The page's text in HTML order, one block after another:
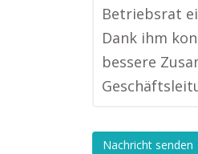
Betriebsrat
Dank ihm
bessere
Nachricht senden